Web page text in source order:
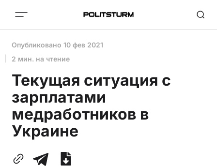
Опубликовано 10 фев 2021
2 мин. на чтение
Текущая ситуация с
зарплатами
медработников в
Украине